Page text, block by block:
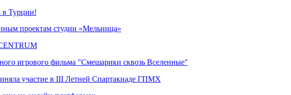
в Турции!
проектам студии «Мельница»
игрового фильма "Смешарики сквозь Вселенные"
участие в III Летней Спартакиаде ГПМХ